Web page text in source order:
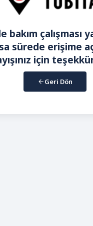
bakım çalışması
sürede erişime
için
Geri Dön